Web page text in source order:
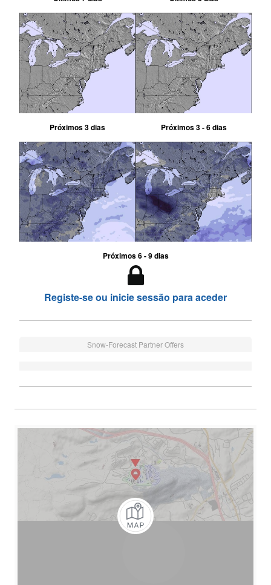
Próximos 3 dias Próximos 3 - 6 dias
Próximos 6 - 9 dias
Registe-se ou inicie sessão para aceder
Snow-Forecast Partner Offers